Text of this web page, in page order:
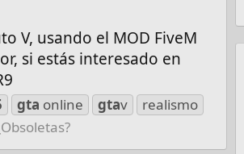
V, usando el MOD FiveM
si estás interesado en
gta online gtav
realismo